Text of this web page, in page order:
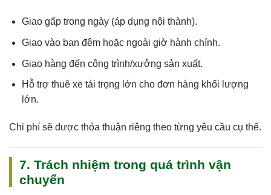
Giao gấp trong ngày (áp dụng nội thành).
Giao vào ban đêm hoặc ngoài giờ hành chính.
Giao hàng đến công trình/xưởng sản xuất.
Hỗ trợ thuê xe tải trọng lớn cho đơn hàng khối lượng
lớn.
Chi phí sẽ được thỏa thuận riêng theo từng yêu cầu cụ thể.
7. Trách nhiệm trong quá trình vận
chuyển